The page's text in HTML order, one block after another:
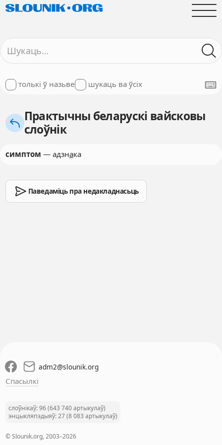
толькі ў назьве шукаць ва ўсіх
Практычны беларускі вайсковы
слоўнік
симптом — адзнака
Паведаміць пра недакладнасьць
adm2@slounik.org
Спасылкі
слоўнікаў: 96 (643 740 артыкулаў)
энцыкляпэдыяў: 27 (8 083 артыкулаў)
© Slounik.org, 2003–2026